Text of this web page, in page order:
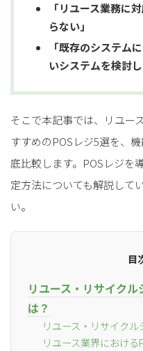
「リユース業務に
らない」
「既存のシステム
いシステムを検討し
そこで本記事では、リユー
すすめのPOSレジ5選を、
底比較します。POSレジを
定方法についても解説して
い。
目
リユース・リサイク
は？
リユース・リサイク
リユース業界におけ